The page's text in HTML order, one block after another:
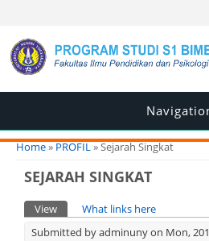
You are here
Home»PROFIL» Sejarah Singkat
SEJARAH SINGKAT
Primary tabs
View (active tab)
What links here
Submitted byadminunyon Mon,